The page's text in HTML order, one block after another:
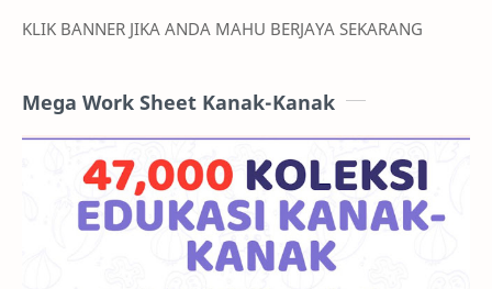
KLIK BANNER JIKA ANDA MAHU BERJAYA SEKARANG
Mega Work Sheet Kanak-Kanak